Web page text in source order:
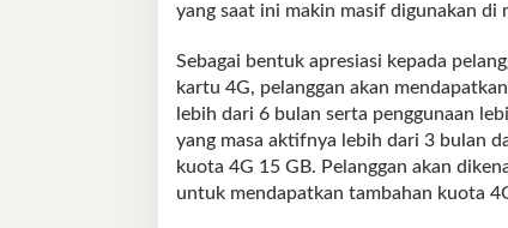
yang saat ini makin masif digunakan di
Sebagai bentuk apresiasi kepada
kartu 4G, pelanggan akan
lebih dari 6 bulan serta penggunaan
yang masa aktifnya lebih dari 3 bulan
kuota 4G 15 GB. Pelanggan akan
untuk mendapatkan tambahan kuota